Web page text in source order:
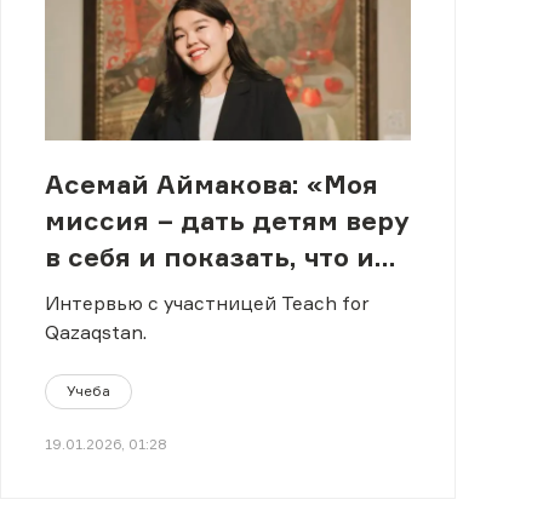
Асемай Аймакова: «Моя
миссия − дать детям веру
в себя и показать, что их
потенциал безграничен»
Интервью с участницей Teach for
Qazaqstan.
Учеба
19.01.2026, 01:28